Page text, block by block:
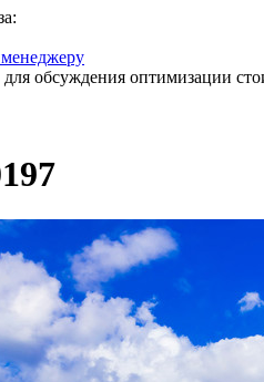
обсуждения оптимизации